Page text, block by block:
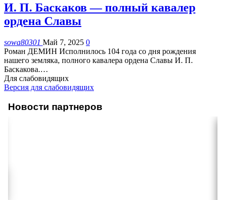
И. П. Баскаков — полный кавалер
ордена Славы
sowa80301 Май 7, 2025 0
Роман ДЕМИН Исполнилось 104 года со дня рождения
нашего земляка, полного кавалера ордена Славы И. П.
Баскакова.…
Для слабовидящих
Версия для слабовидящих
Новости партнеров